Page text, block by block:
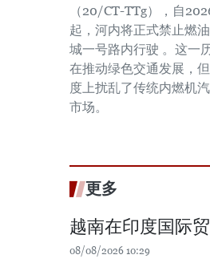
（20/CT-TTg），自
起，河内将正式禁止燃
城一号路内行驶 。这一
在推动绿色交通发展，
度上扰乱了传统内燃机
市场。
更多
越南在印度国际
08/08/2026 10:29